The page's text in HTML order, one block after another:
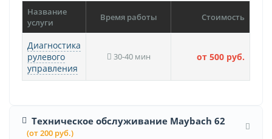
Название
услуги
Время работы Стоимость
Диагностика
рулевого
управления
30-40 мин от 500 руб.
Техническое обслуживание Maybach 62
(от 200 руб.)